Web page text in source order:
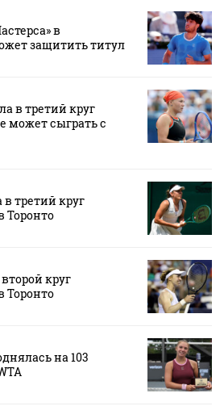
в
защитить титул
в третий круг
может сыграть с
третий круг
Торонто
круг
Торонто
на 103